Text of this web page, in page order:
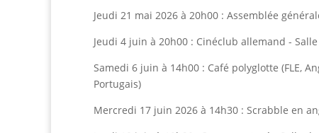
Jeudi 21 mai 2026 à 20h00 : Assemblée
Jeudi 4 juin à 20h00 : Cinéclub allemand -
Samedi 6 juin à 14h00 : Café polyglotte (FLE,
Portugais)
Mercredi 17 juin 2026 à 14h30 : Scrabble en